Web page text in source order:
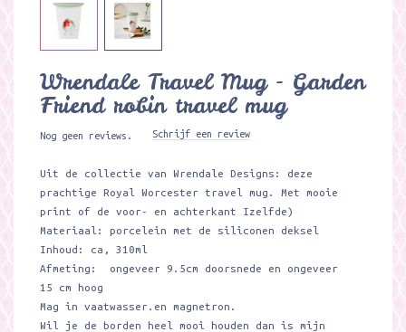
Wrendale Travel Mug - Garden
Friend robin travel mug
Nog geen reviews. Schrijf een review
Uit de collectie van Wrendale Designs: deze
prachtige Royal Worcester travel mug. Met mooie
print of de voor- en achterkant Izelfde)
Materiaal: porcelein met de siliconen deksel
Inhoud: ca, 310ml
Afmeting: ongeveer 9.5cm doorsnede en ongeveer
15 cm hoog
Mag in vaatwasser.en magnetron.
Wil je de borden heel mooi houden dan is mijn